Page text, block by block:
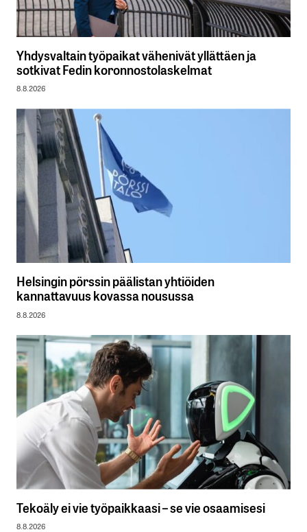
Yhdysvaltain työpaikat vähenivät yllättäen ja
sotkivat Fedin koronnostolaskelmat
8.8.2026
Helsingin pörssin päälistan yhtiöiden
kannattavuus kovassa nousussa
8.8.2026
Tekoäly ei vie työpaikkaasi – se vie osaamisesi
8.8.2026